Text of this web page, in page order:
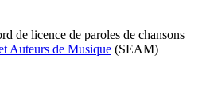
de licence de paroles de chansons
Auteurs de Musique (SEAM)